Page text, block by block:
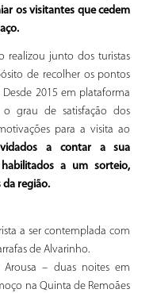
os visitantes que cedem
realizou junto dos turistas
de recolher os pontos
2015 em plataforma
grau de satisfação dos
para a visita ao
a contar a sua
a um sorteio,
região.
a ser contemplada com
de Alvarinho.
Arousa – duas noites em
na Quinta de Remoães